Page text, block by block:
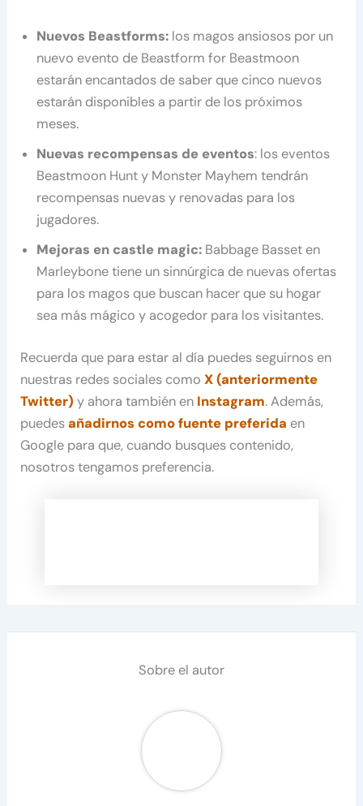
Nuevos Beastforms: los magos ansiosos por un
nuevo evento de Beastform for Beastmoon
estarán encantados de saber que cinco nuevos
estarán disponibles a partir de los próximos
meses.
Nuevas recompensas de eventos: los eventos
Beastmoon Hunt y Monster Mayhem tendrán
recompensas nuevas y renovadas para los
jugadores.
Mejoras en castle magic: Babbage Basset en
Marleybone tiene un sinnúrgica de nuevas ofertas
para los magos que buscan hacer que su hogar
sea más mágico y acogedor para los visitantes.
Recuerda que para estar al día puedes seguirnos en
nuestras redes sociales comoX (anteriormente
Twitter) y ahora también en Instagram. Además,
puedesañadirnos como fuente preferida en
Google para que, cuando busques contenido,
nosotros tengamos preferencia.
Sobre el autor